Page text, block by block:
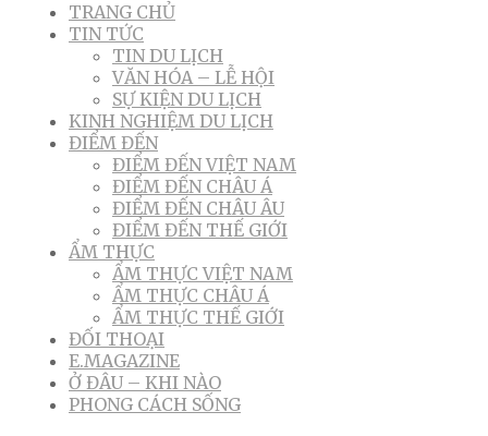
TRANG CHỦ
TIN TỨC
TIN DU LỊCH
VĂN HÓA – LỄ HỘI
SỰ KIỆN DU LỊCH
KINH NGHIỆM DU LỊCH
ĐIỂM ĐẾN
ĐIỂM ĐẾN VIỆT NAM
ĐIỂM ĐẾN CHÂU Á
ĐIỂM ĐẾN CHÂU ÂU
ĐIỂM ĐẾN THẾ GIỚI
ẨM THỰC
ẨM THỰC VIỆT NAM
ẨM THỰC CHÂU Á
ẨM THỰC THẾ GIỚI
ĐỐI THOẠI
E.MAGAZINE
Ở ĐÂU – KHI NÀO
PHONG CÁCH SỐNG